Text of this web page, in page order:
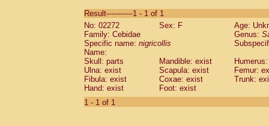
CebidaeSaguinus labiatus(0)
Cebidae Saguinus leucopus (0)
Cebidae
CebidaeSaguinus mystax
Cebidae Saguinus nigricollis (1)
Cebidae Saguinus oedipus
Cebidae Saguinus weddelli
Cebidae Saguinusspp.
Cebidae
Result-----------1 - 1 of 1
No: 02272
Sex: F
Age:
Family: Cebidae
Genus:
Specific name: nigricollis
Name:
Skull: parts
Mandible: exist
Ulna: exist
Scapula: exist
Femur:
Fibula: exist
Coxae: exist
Trunk:
Hand: exist
Foot: exist
1 - 1 of 1